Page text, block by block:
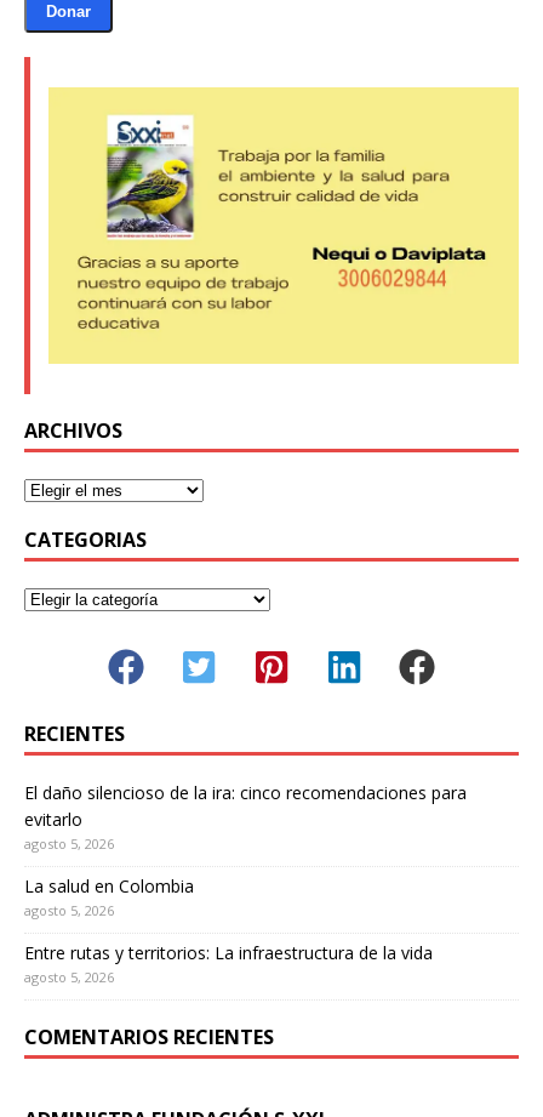
Donar
ARCHIVOS
CATEGORIAS
RECIENTES
El daño silencioso de la ira: cinco recomendaciones para
evitarlo
agosto 5, 2026
La salud en Colombia
agosto 5, 2026
Entre rutas y territorios: La infraestructura de la vida
agosto 5, 2026
COMENTARIOS RECIENTES